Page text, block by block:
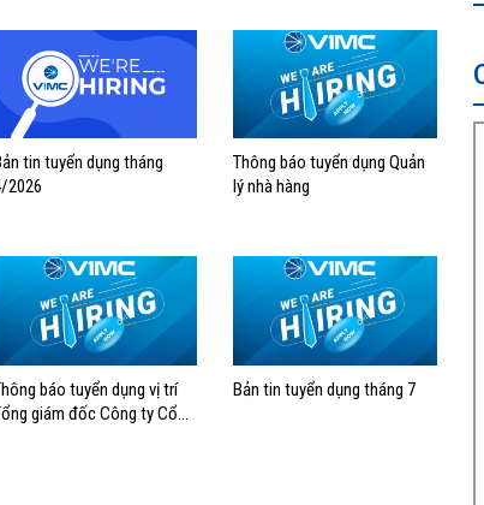
tin tuyển dụng tháng
2026
Thông báo tuyển dụng Quản
lý nhà hàng
báo tuyển dụng vị trí
giám đốc Công ty Cổ
Bản tin tuyển dụng tháng 7